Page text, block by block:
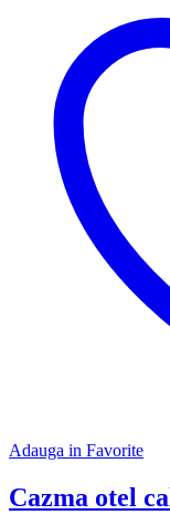
Adauga in Favorite
Cazma otel